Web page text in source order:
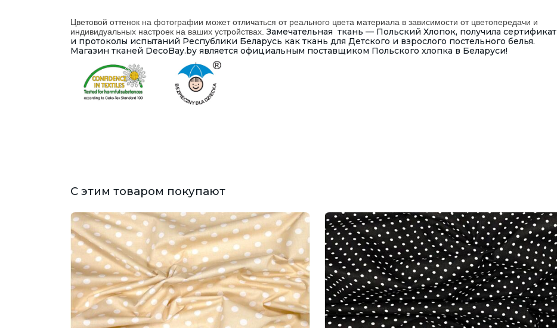
Цветовой оттенок на фотографии может отличаться от реального цвета материала в зависимости от цветопередачи и
индивидуальных настроек на ваших устройствах. Замечательная ткань — Польский Хлопок, получила сертификат
и протоколы испытаний Республики Беларусь как ткань для Детского и взрослого постельного белья.
Магазин тканей DecoBay.by является официальным поставщиком Польского хлопка в Беларуси!
С этим товаром покупают